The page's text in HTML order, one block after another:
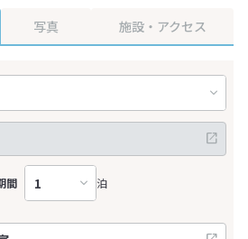
写真 施設・アクセス
間 泊